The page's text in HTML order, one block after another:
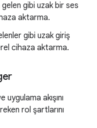
gibi uzak bir ses
aktarma.
gibi uzak giriş
cihaza aktarma.
akışını
rol şartlarını